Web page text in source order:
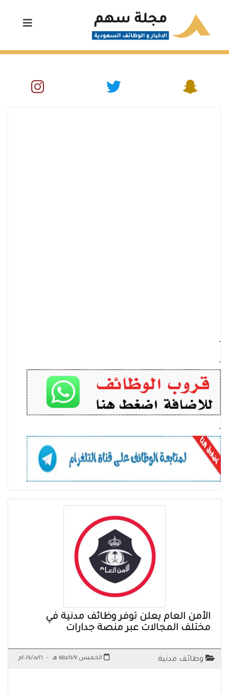
-
-
-
الأمن العام يعلن توفر وظائف مدنية في
مختلف المجالات عبر منصة جدارات
وظائف مدنية الخميس ١٤٤٥/١١/٧ هـ - ٢٠٢٤/٠٥/١٦م